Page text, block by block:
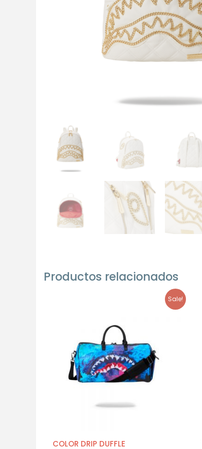
Productos relacionados
Sale!
COLOR DRIP DUFFLE